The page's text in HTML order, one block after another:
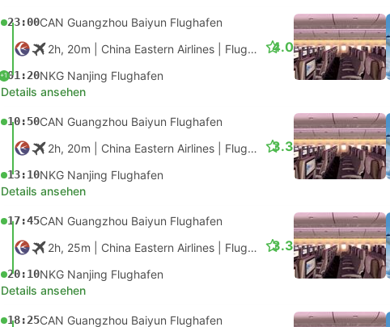
23:00CAN Guangzhou Baiyun Flughafen
2h, 20m | China Eastern Airlines Flug #MU9768 |Economy
+101:20NKG Nanjing Flughafen
4.0
Details ansehen
10:50CAN Guangzhou Baiyun Flughafen
2h, 20m | China Eastern Airlines Flug #MU2818 |Economy
13:10NKG Nanjing Flughafen
3.3
Details ansehen
17:45CAN Guangzhou Baiyun Flughafen
2h, 25m | China Eastern Airlines Flug #MU2718 |Economy
20:10NKG Nanjing Flughafen
3.3
Details ansehen
18:25CAN Guangzhou Baiyun Flughafen